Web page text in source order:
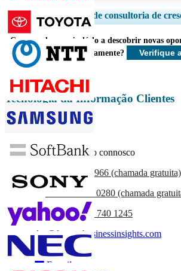
Ampliar a cobertura regional e por país, Análise
empresas, Benchmarking competitivo, e
Personalizar agora
Serviços de consultoria de
Como podemos ajudá-lo a descobrir novas
mais rapidamente?
Verifique
Tecnologia da Informação Clientes
Entre em contacto connosco
US
+1 833 909 2966 (chamada gratuita)
+44 808 502 0280 (chamada
(APAC) +91 744 740 1245
sales@fortunebusinessinsights.com
Chamado
E-mail